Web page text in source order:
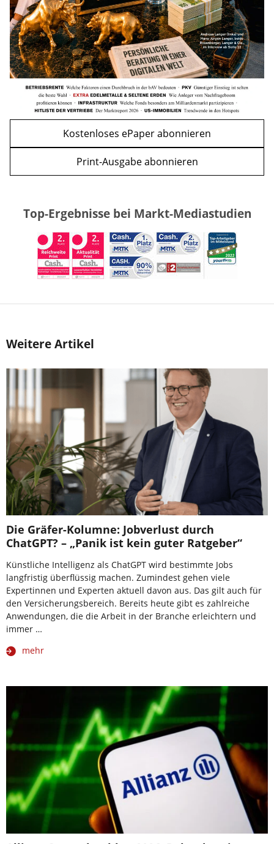
WEITERE ARTIKEL
zurückweiter
Kostenloses ePaper abonnieren
Print-Ausgabe abonnieren
Top-Ergebnisse bei Markt-Mediastudien
Weitere Artikel
Die Gräfer-Kolumne: Jobverlust durch
ChatGPT? – „Panik ist kein guter Ratgeber“
Künstliche Intelligenz als ChatGPT wird bestimmte Jobs
langfristig überflüssig machen. Zumindest gehen viele
Expertinnen und Experten aktuell davon aus. Das gilt auch für
den Versicherungsbereich. Bereits heute gibt es zahlreiche
Anwendungen, die die Arbeit in der Branche erleichtern und
immer …
mehr